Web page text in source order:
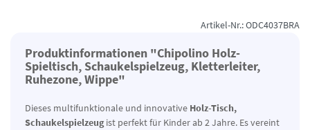
Artikel-Nr.: ODC4037BRA
Produktinformationen "Chipolino Holz-
Spieltisch, Schaukelspielzeug, Kletterleiter,
Ruhezone, Wippe"
Dieses multifunktionale und innovative Holz-Tisch,
Schaukelspielzeugist perfekt für Kinder ab 2 Jahre. Es vereint